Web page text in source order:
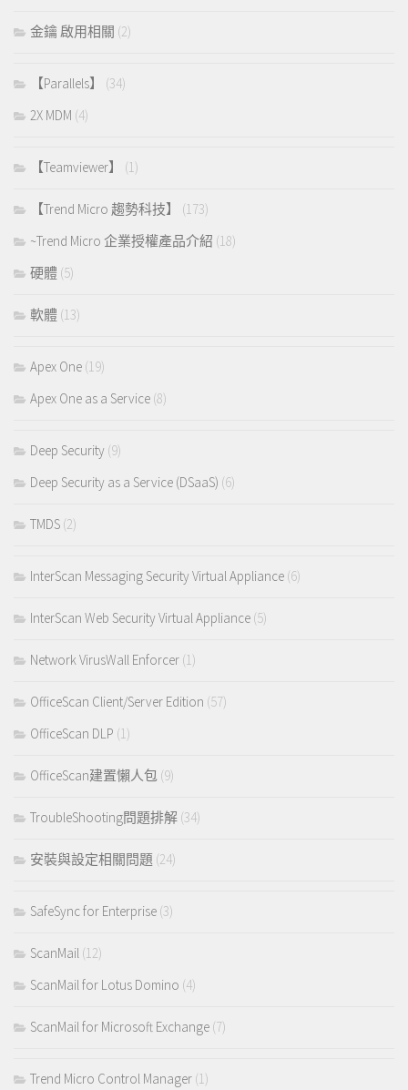
金鑰 啟用相關 (2)
【Parallels】
(34)
2X MDM (4)
【Teamviewer】 (1)
【Trend Micro 趨勢科技】
(173)
~Trend Micro 企業授權產品介紹 (18)
硬體 (5)
軟體 (13)
Apex One (19)
Apex One as a Service (8)
Deep Security (9)
Deep Security as a Service (DSaaS) (6)
TMDS (2)
InterScan Messaging Security Virtual Appliance (6)
InterScan Web Security Virtual Appliance (5)
Network VirusWall Enforcer (1)
OfficeScan Client/Server Edition (57)
OfficeScan DLP (1)
OfficeScan建置懶人包 (9)
TroubleShooting問題排解 (34)
安裝與設定相關問題 (24)
SafeSync for Enterprise (3)
ScanMail (12)
ScanMail for Lotus Domino (4)
ScanMail for Microsoft Exchange (7)
Trend Micro Control Manager (1)